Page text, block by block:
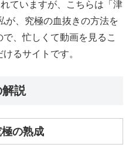
ていますが、こちらは「津
が、究極の血抜きの方法を
、忙しくて動画を見るこ
るサイトです。
説
の熟成